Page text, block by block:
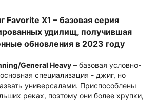
Favorite X1 – базовая серия
удилищ, получившая
обновления в 2023 году
General Heavy – базовая условно-
специализация - джиг, но
универсалами. Приспособлены
реках, поэтому они более хрупки,